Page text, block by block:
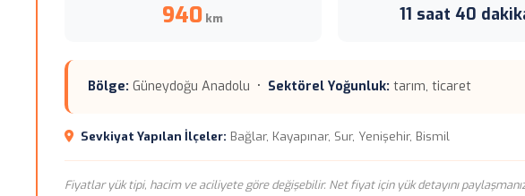
940 km 11 saat 40
Bölge: Güneydoğu Anadolu • Sektörel Yoğunluk: tarım, ticaret
Sevkiyat Yapılan İlçeler: Bağlar, Kayapınar, Sur, Yenişehir, Bismil
Fiyatlar yük tipi, hacim ve aciliyete göre değişebilir. Net fiyat için yük detayını